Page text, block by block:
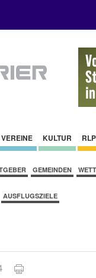
VEREINE KULTUR RLP
GEMEINDEN
AUSFLUGSZIELE